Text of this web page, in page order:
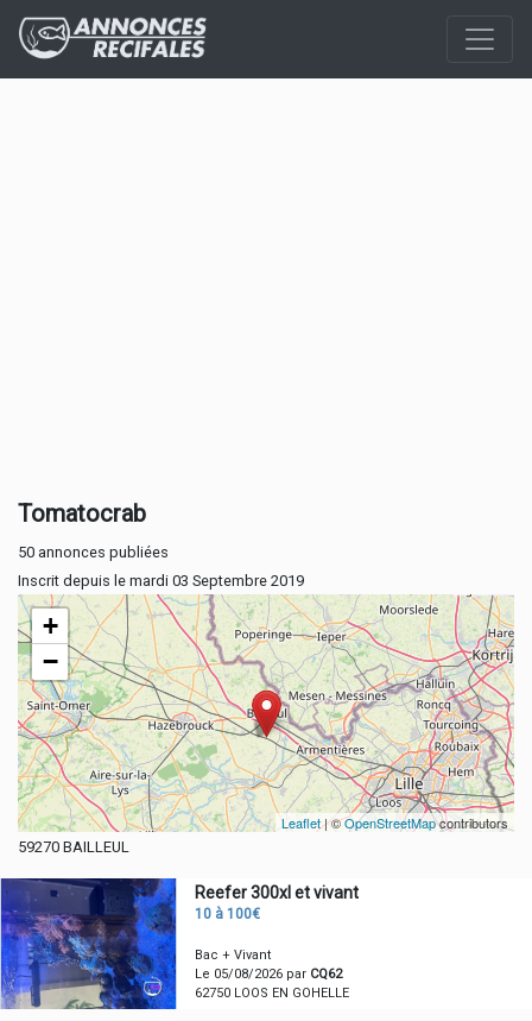
Tomatocrab
50 annonces publiées
Inscrit depuis le mardi 03 Septembre 2019
+
−
Leaflet| ©OpenStreetMapcontributors
59270 BAILLEUL
Reefer 300xl et vivant
10 à 100€
Bac + Vivant
Le 05/08/2026 par CQ62
62750 LOOS EN GOHELLE